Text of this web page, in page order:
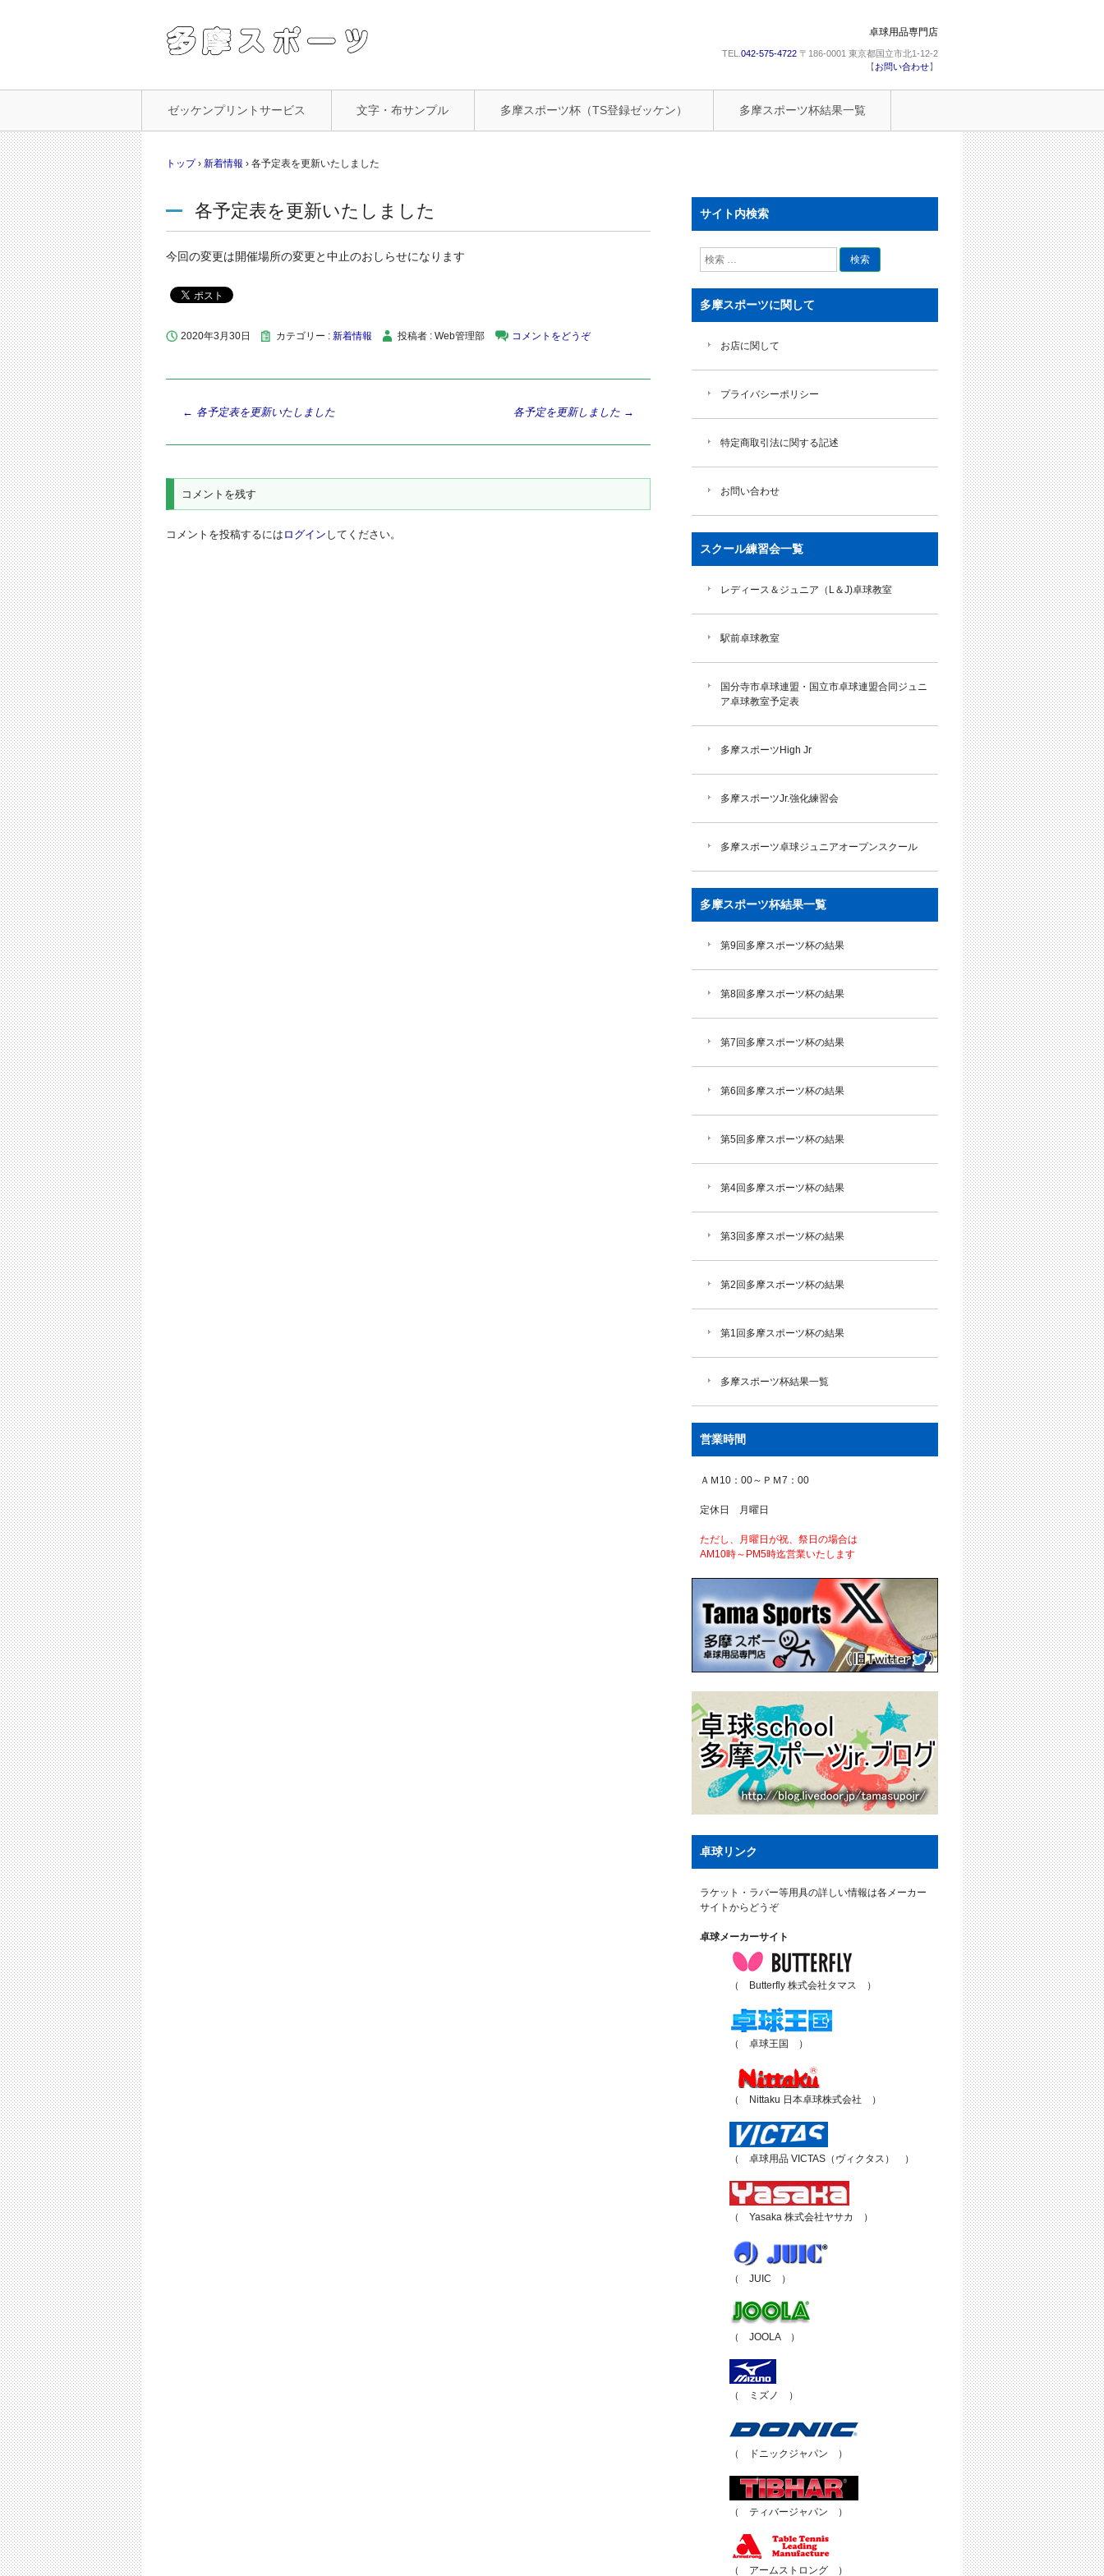
卓球用品専門店
TEL. 042-575-4722 〒186-0001 東京都国立市北1-12-2
【お問い合わせ】
テ
ン
ツ
へ
ス
キ
ッ
プ
ゼッケンプリントサービス 文字・布サンプル 多摩スポーツ杯（TS登録ゼッケン） 多摩スポーツ杯結果一覧
トップ › 新着情報 › 各予定表を更新いたしました
各予定表を更新いたしました
今回の変更は開催場所の変更と中止のおしらせになります
2020年3月30日 カテゴリー : 新着情報 投稿者 : Web管理部 コメントをどうぞ
ビ
シ
← 各予定表を更新いたしました 各予定を更新しました →
コメントを残す
コメントを投稿するには ログイン してください。
サイト内検索
検
索
多摩スポーツに関して
お店に関して
プライバシーポリシー
特定商取引法に関する記述
お問い合わせ
スクール練習会一覧
レディース＆ジュニア（L＆J)卓球教室
駅前卓球教室
国分寺市卓球連盟・国立市卓球連盟合同ジュニ
ア卓球教室予定表
多摩スポーツHigh Jr
多摩スポーツJr.強化練習会
多摩スポーツ卓球ジュニアオープンスクール
多摩スポーツ杯結果一覧
第9回多摩スポーツ杯の結果
第8回多摩スポーツ杯の結果
第7回多摩スポーツ杯の結果
第6回多摩スポーツ杯の結果
第5回多摩スポーツ杯の結果
第4回多摩スポーツ杯の結果
第3回多摩スポーツ杯の結果
第2回多摩スポーツ杯の結果
第1回多摩スポーツ杯の結果
多摩スポーツ杯結果一覧
営業時間
ＡＭ10：00～ＰＭ7：00
定休日 月曜日
ただし、月曜日が祝、祭日の場合は
AM10時～PM5時迄営業いたします
卓球リンク
ラケット・ラバー等用具の詳しい情報は各メーカー
サイトからどうぞ
卓球メーカーサイト
（ Butterfly 株式会社タマス ）
（ 卓球王国 ）
（ Nittaku 日本卓球株式会社 ）
（ 卓球用品 VICTAS（ヴィクタス） ）
（ Yasaka 株式会社ヤサカ ）
（ JUIC ）
（ JOOLA ）
（ ミズノ ）
（ ドニックジャパン ）
（ ティバージャパン ）
（ アームストロング ）